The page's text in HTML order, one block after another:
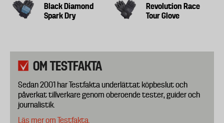
Black Diamond
Spark Dry
Revolution Race
Tour Glove
OM TESTFAKTA
Sedan 2001 har Testfakta underlättat köpbeslut och
påverkat tillverkare genom oberoende tester, guider och
journalistik.
Läs mer om Testfakta.